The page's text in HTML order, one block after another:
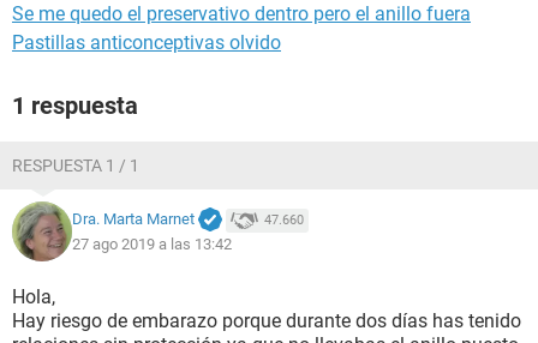
Se me quedo el preservativo dentro pero el anillo fuera
Pastillas anticonceptivas olvido
1 respuesta
RESPUESTA 1 / 1
Dra. Marta Marnet 47.660
27 ago 2019 a las 13:42
Hola,
Hay riesgo de embarazo porque durante dos días has tenido